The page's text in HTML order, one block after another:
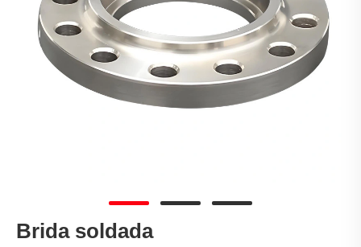
Brida soldada